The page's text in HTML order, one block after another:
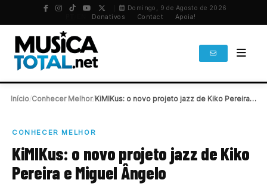
Domingo, 9 de Agosto de 2026
Donativos Contact Apoia!
Início Conhecer Melhor/ KiMIKus: o novo projeto jazz de Kiko Pereira…
CONHECER MELHOR
KiMIKus: o novo projeto jazz de Kiko
Pereira e Miguel Ângelo